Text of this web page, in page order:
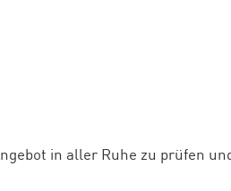
in aller Ruhe zu prüfen